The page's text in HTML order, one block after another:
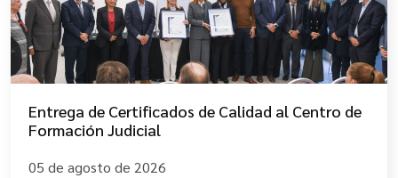
Entrega de Certificados de Calidad al Centro de
Formación Judicial
05 de agosto de 2026